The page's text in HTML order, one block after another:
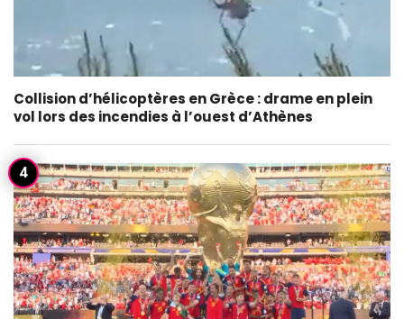
Collision d’hélicoptères en Grèce : drame en plein
vol lors des incendies à l’ouest d’Athènes